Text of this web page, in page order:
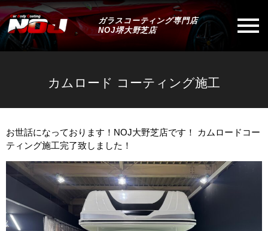
ガラスコーティング専門店
NOJ堺大野芝店
カムロード コーティング施工
お世話になっております！NOJ大野芝店です！ カムロードコー
ティング施工完了致しました！